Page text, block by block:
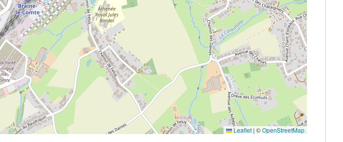
Leaflet | ©OpenStreetMap